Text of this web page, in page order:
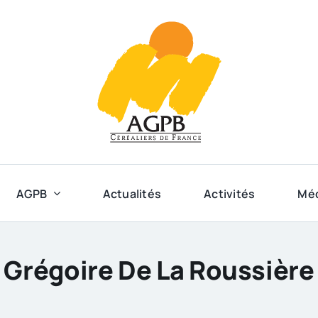
AGPB Actualités Activités
Grégoire De La Roussière